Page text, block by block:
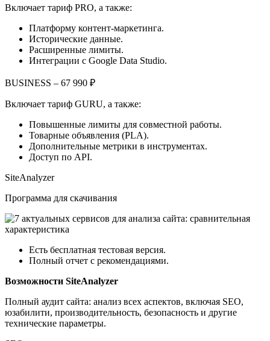
Включает тариф PRO, а также:
Платформу контент-маркетинга.
Исторические данные.
Расширенные лимиты.
Интеграции с Google Data Studio.
BUSINESS – 67 990 ₽
Включает тариф GURU, а также:
Повышенные лимиты для совместной работы.
Товарные объявления (PLA).
Дополнительные метрики в инструментах.
Доступ по API.
SiteAnalyzer
Программа для скачивания
Есть бесплатная тестовая версия.
Полный отчет с рекомендациями.
Возможности SiteAnalyzer
Полный аудит сайта: анализ всех аспектов, включая SEO,
юзабилити, производительность, безопасность и другие
технические параметры.